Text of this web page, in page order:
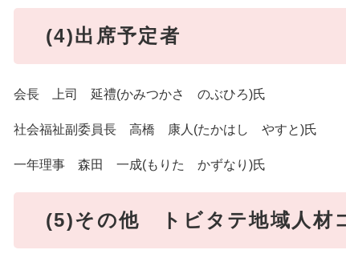
(4)出席予定者
会長 上司 延禮(かみつかさ のぶひろ)氏
社会福祉副委員長 高橋 康人(たかはし やすと)氏
一年理事 森田 一成(もりた かずなり)氏
(5)その他 トビタテ地域人材